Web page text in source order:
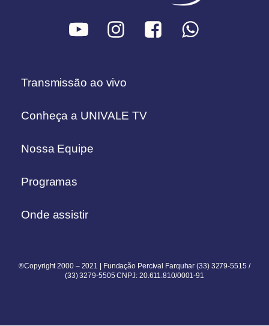
Transmissão ao vivo
Conheça a UNIVALE TV
Nossa Equipe
Programas
Onde assistir
®Copyright 2000 – 2021 | Fundação Percival Farquhar (33) 3279-5515 /
(33) 3279-5505 CNPJ: 20.611.810/0001-91